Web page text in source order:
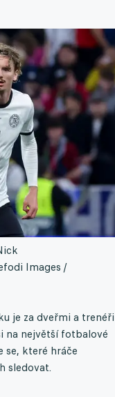
Images /
je za dveřmi a trenéři
na největší fotbalové
se, které hráče
sledovat.